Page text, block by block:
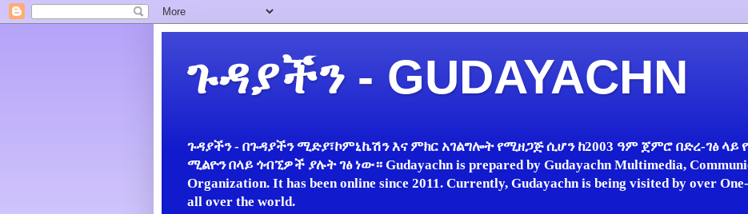
ጉዳያችን - GUDAYACHN
ጉዳያችን - በጉዳያችን ሚድያ፣ኮምኒኬሽን እና ምክር አገልግሎት የሚዘጋጅ ሲሆን ከ2003 ዓም ጀምሮ በድረ-ገፅ ላይ
ሚልዮን በላይ ጎብኚዎች ያሉት ገፅ ነው። Gudayachn is prepared by Gudayachn Multimedia,
Organization. It has been online since 2011. Currently, Gudayachn is being visited by over
all over the world.